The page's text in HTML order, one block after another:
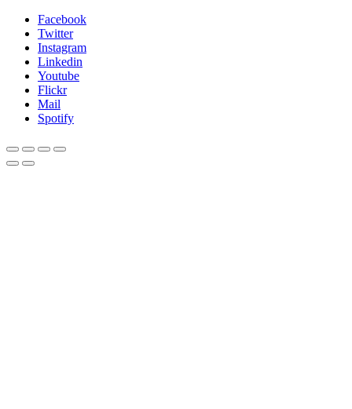
Facebook
Twitter
Instagram
Linkedin
Youtube
Flickr
Mail
Spotify